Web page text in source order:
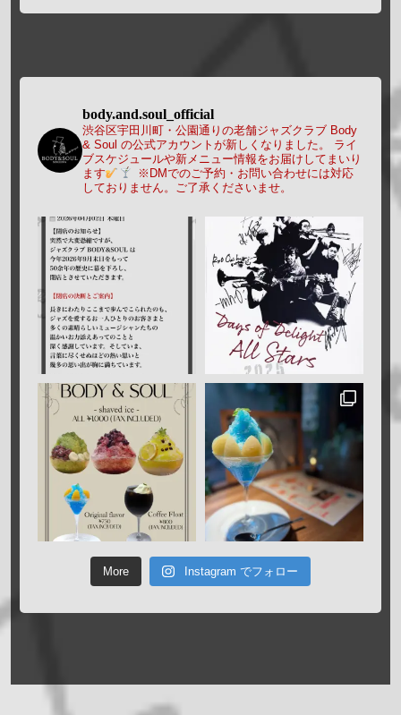
body.and.soul_official
渋谷区宇田川町・公園通りの老舗ジャズクラブ Body
& Soul の公式アカウントが新しくなりました。
ライ
ブスケジュールや新メニュー情報をお届けしてまいり
ます
※DMでのご予約・お問い合わせには対応
しておりません。ご了承くださいませ。
More Instagram でフォロー